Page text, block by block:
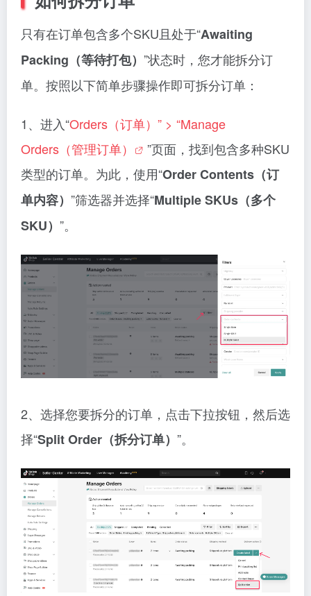
只有在订单包含多个SKU且处于“Awaiting
Packing（等待打包） ”状态时，您才能拆分订
单。按照以下简单步骤操作即可拆分订单：
1、进入“Orders（订单）” > “Manage
Orders（管理订单）
”页面，找到包含多种SKU
类型的订单。为此，使用“Order Contents（订
单内容） ”筛选器并选择“Multiple SKUs（多个
SKU） ”。
2、选择您要拆分的订单，点击下拉按钮，然后选
择“Split Order（拆分订单） ”。